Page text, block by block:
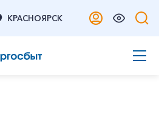
КРАСНОЯРСК